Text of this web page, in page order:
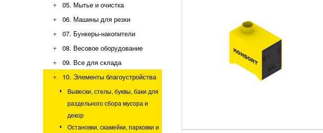
Шнековые конвейеры
+
05. Мытье и очистка
+
06. Машины для резки
+
07. Бункеры-накопители
+
08. Весовое оборудование
+
09. Все для склада
+
10. Элементы благоустройства
Вывески, стелы, буквы, баки для
раздельного сбора мусора и
декор
Остановки, скамейки, парковки и